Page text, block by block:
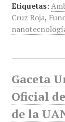
Etiquetas:
Cruz Roja,
Gaceta
Oficial
de la